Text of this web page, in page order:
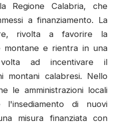
Regione Calabria, che
a finanziamento. La
rivolta a favorire la
montane e rientra in una
volta ad incentivare il
montani calabresi. Nello
le amministrazioni locali
di nuovi
misura finanziata con